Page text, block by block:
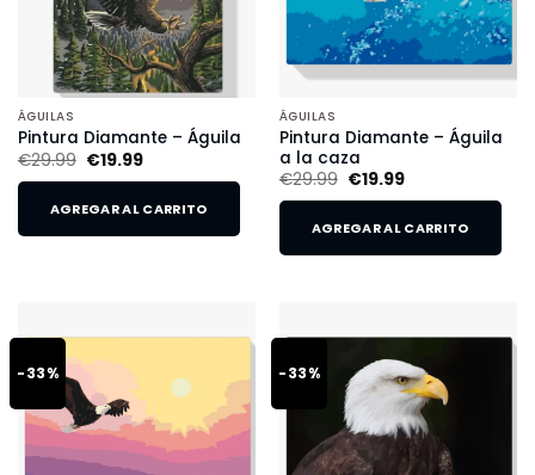
ÁGUILAS
Pintura Diamante – Águila
€29.99 €19.99
AGREGAR AL CARRITO
ÁGUILAS
Pintura Diamante – Águila
a la caza
€29.99 €19.99
AGREGAR AL CARRITO
-33% -33%